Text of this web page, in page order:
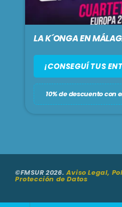
LA K´ONGA EN
¡CONSEGUÍ TUS
10% de descuento con
©FMSUR 2026.Aviso Legal,
Protección de Datos